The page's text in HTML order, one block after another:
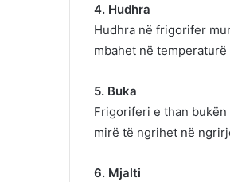
4. Hudhra
Hudhra në frigorifer
mbahet në temperaturë
5. Buka
Frigoriferi e than
mirë të ngrihet në
6. Mjalti